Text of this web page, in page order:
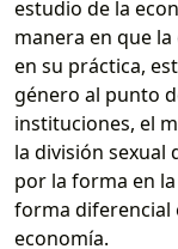
estudio de la
manera en que
en su práctica,
género al punto
instituciones, el
la división sexual
por la forma en
forma diferencial
economía.